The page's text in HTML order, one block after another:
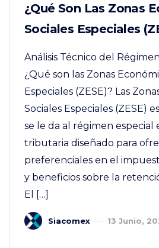
¿Qué Son Las Zonas
Sociales Especiales
Análisis Técnico del
¿Qué son las Zonas
Especiales (ZESE)? Las
Sociales Especiales (ZESE)
se le da al régimen especial
tributaria diseñado para
preferenciales en el
y beneficios sobre la
El […]
Siacomex 13 Junio,